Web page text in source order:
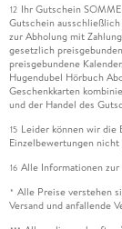
12 Ihr Gutschein
Gutschein
zur Abholung mit
gesetzlich
preisgebundene
Hugendubel Hörbuch
Geschenkkarten
und der Handel des
15 Leider können wir die
Einzelbewertungen nicht
16 Alle Informationen
* Alle Preise verstehen
Versand und anfallende